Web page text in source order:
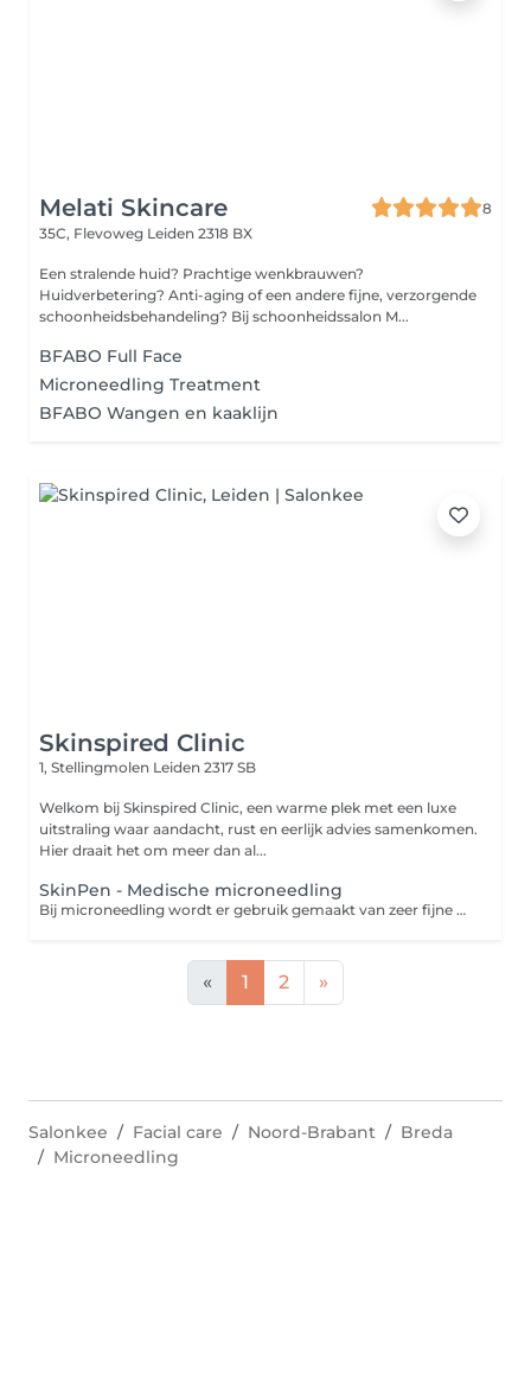
Melati Skincare
8
35C, Flevoweg Leiden 2318 BX
Een stralende huid? Prachtige wenkbrauwen?
Huidverbetering? Anti-aging of een andere fijne, verzorgende
schoonheidsbehandeling? Bij schoonheidssalon M...
BFABO Full Face
Microneedling Treatment
BFABO Wangen en kaaklijn
Skinspired Clinic
1, Stellingmolen Leiden 2317 SB
Welkom bij Skinspired Clinic, een warme plek met een luxe
uitstraling waar aandacht, rust en eerlijk advies samenkomen.
Hier draait het om meer dan al...
SkinPen - Medische microneedling
Bij microneedling wordt er gebruik gemaakt van zeer fijne naaldjes die op hoog tempo vibreren in de huid. Zo maken de naaldjes kleine verticale geultjes in de huid waardoor de aanmaak van collageen en elastine wordt gestimuleerd. Dit levert een egalere en stevigere huid op. Ook worden acnelittekens en fijne lijntjes minder zichtbaar. Bij microneedling met een dermaroller wordt er gebruik gemaakt van een roller uitgerust met hele fijne naaldjes. Hiermee wordt de huid als het ware 'beschadigd'. Dit stimuleert de huidvernieuwing, waardoor deze soepeler, egaler en stralender wordt. Het voordeel van een dermapen ten opzichte van een Dermaroller is dat je minder hersteltijd nodig hebt en dat de behandeling prettiger is om te ondergaan.
« 1 2 »
Salonkee Facial care Noord-Brabant
Breda
Microneedling